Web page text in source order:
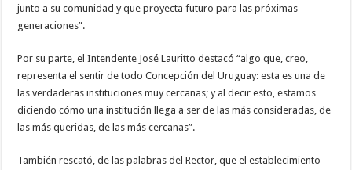
junto a su comunidad y que proyecta futuro para las próximas
generaciones”.
Por su parte, el Intendente José Lauritto destacó “algo que, creo,
representa el sentir de todo Concepción del Uruguay: esta es una de
las verdaderas instituciones muy cercanas; y al decir esto, estamos
diciendo cómo una institución llega a ser de las más consideradas, de
las más queridas, de las más cercanas”.
También rescató, de las palabras del Rector, que el establecimiento